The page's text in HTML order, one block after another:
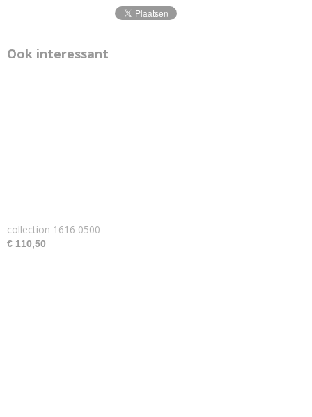
Ook interessant
collection 1616 0500
€ 110,50